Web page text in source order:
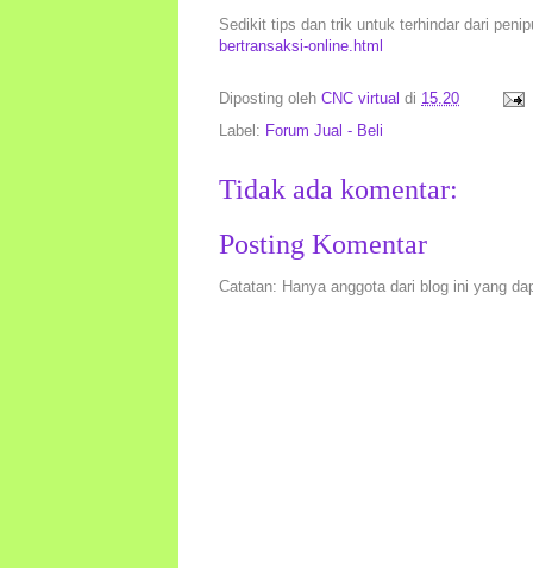
Sedikit tips dan trik untuk terhindar dari
bertransaksi-online.html
Diposting oleh CNC virtual di 15.20
Label: Forum Jual - Beli
Tidak ada komentar:
Posting Komentar
Catatan: Hanya anggota dari blog ini yang